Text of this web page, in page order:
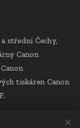
střední Čechy,
Canon
tiskáren Canon